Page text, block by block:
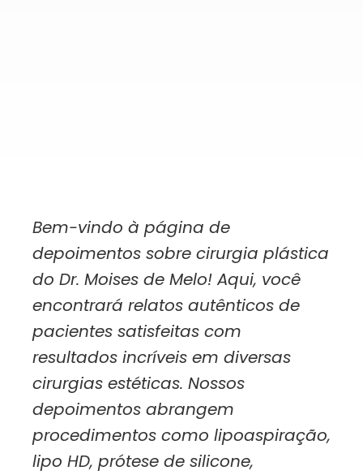
Bem-vindo à página de
depoimentos sobre cirurgia plástica
do Dr. Moises de Melo! Aqui, você
encontrará relatos autênticos de
pacientes satisfeitas com
resultados incríveis em diversas
cirurgias estéticas. Nossos
depoimentos abrangem
procedimentos como lipoaspiração,
lipo HD, prótese de silicone,